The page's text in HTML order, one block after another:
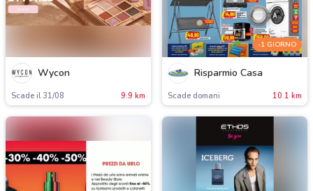
Wycon
Scade il 31/08 9.9 km
-1 GIORNO
Risparmio Casa
Scade domani 10.1 km